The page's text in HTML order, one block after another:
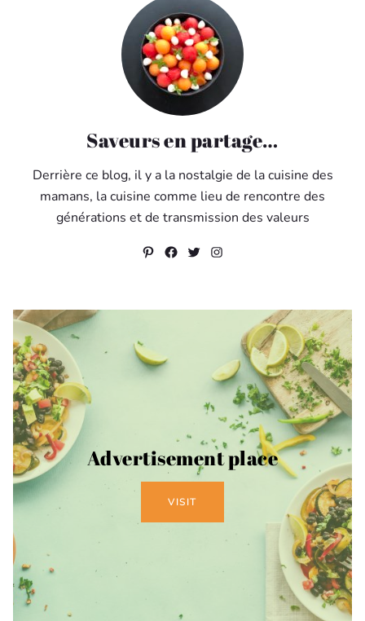
Saveurs en partage…
Derrière ce blog, il y a la nostalgie de la cuisine des
mamans, la cuisine comme lieu de rencontre des
générations et de transmission des valeurs
Pinterest
Facebook
Twitter
Instagram
Advertisement place
VISIT